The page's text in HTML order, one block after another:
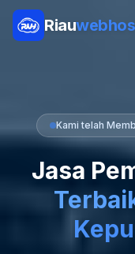
Riau
Kami telah
Jasa